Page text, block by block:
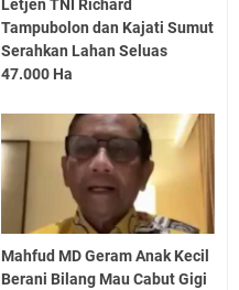
Letjen TNI Richard
Tampubolon dan Kajati Sumut
Serahkan Lahan Seluas
47.000 Ha
Mahfud MD Geram Anak Kecil
Berani Bilang Mau Cabut Gigi